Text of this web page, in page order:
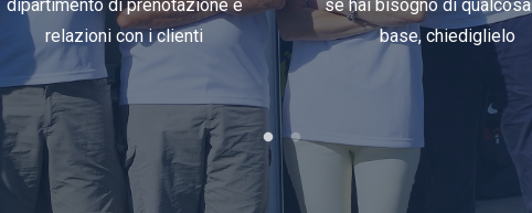
dipartimento di prenotazione e
relazioni con i clienti
se hai bisogno di
base, chiediglielo